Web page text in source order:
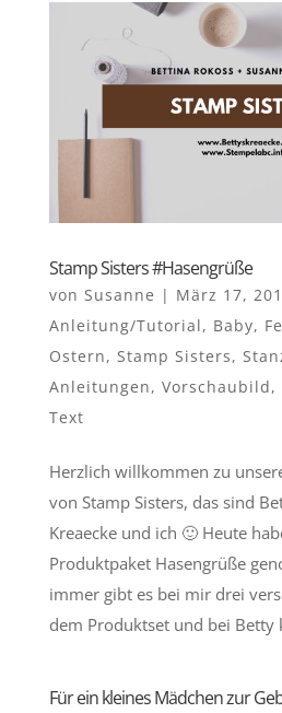
Stamp Sisters #Hasengrüße
von Susanne | März 17,
Anleitung/Tutorial, Baby,
Ostern, Stamp Sisters,
Anleitungen, Vorschaubild,
Text
Herzlich willkommen zu
von Stamp Sisters, das sind
Kreaecke und ich 🙂 Heute
Produktpaket Hasengrüße
immer gibt es bei mir drei
dem Produktset und bei Betty
Für ein kleines Mädchen zur